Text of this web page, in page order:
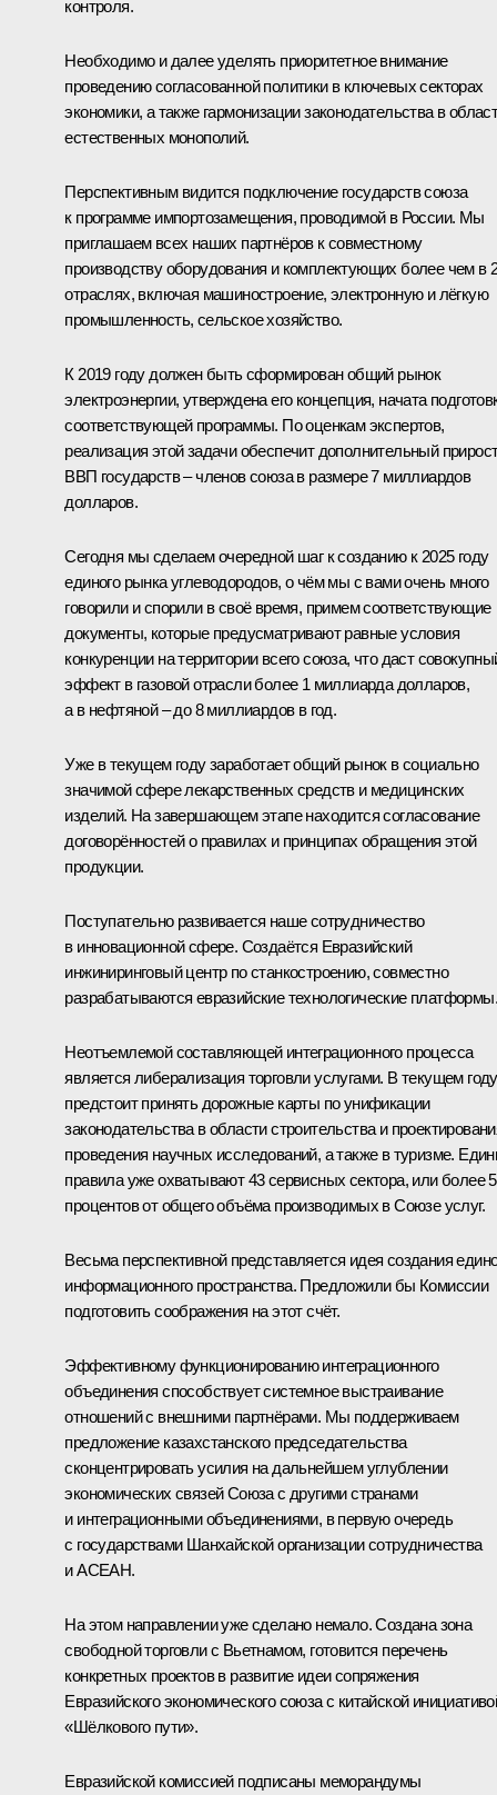
контроля.
Необходимо и далее уделять приоритетное внимание
проведению согласованной политики в ключевых секторах
экономики, а также гармонизации законодательства в
естественных монополий.
Перспективным видится подключение государств союза
к программе импортозамещения, проводимой в России. Мы
приглашаем всех наших партнёров к совместному
производству оборудования и комплектующих более чем в
отраслях, включая машиностроение, электронную и лёгкую
промышленность, сельское хозяйство.
К 2019 году должен быть сформирован общий рынок
электроэнергии, утверждена его концепция, начата
соответствующей программы. По оценкам экспертов,
реализация этой задачи обеспечит дополнительный
ВВП государств – членов союза в размере 7 миллиардов
долларов.
Сегодня мы сделаем очередной шаг к созданию к 2025 году
единого рынка углеводородов, о чём мы с вами очень много
говорили и спорили в своё время, примем соответствующие
документы, которые предусматривают равные условия
конкуренции на территории всего союза, что даст
эффект в газовой отрасли более 1 миллиарда долларов,
а в нефтяной – до 8 миллиардов в год.
Уже в текущем году заработает общий рынок в социально
значимой сфере лекарственных средств и медицинских
изделий. На завершающем этапе находится согласование
договорённостей о правилах и принципах обращения этой
продукции.
Поступательно развивается наше сотрудничество
в инновационной сфере. Создаётся Евразийский
инжиниринговый центр по станкостроению, совместно
разрабатываются евразийские технологические платформы.
Неотъемлемой составляющей интеграционного процесса
является либерализация торговли услугами. В текущем году
предстоит принять дорожные карты по унификации
законодательства в области строительства и
проведения научных исследований, а также в туризме.
правила уже охватывают 43 сервисных сектора, или более
процентов от общего объёма производимых в Союзе услуг.
Весьма перспективной представляется идея создания
информационного пространства. Предложили бы Комиссии
подготовить соображения на этот счёт.
Эффективному функционированию интеграционного
объединения способствует системное выстраивание
отношений с внешними партнёрами. Мы поддерживаем
предложение казахстанского председательства
сконцентрировать усилия на дальнейшем углублении
экономических связей Союза с другими странами
и интеграционными объединениями, в первую очередь
с государствами Шанхайской организации сотрудничества
и АСЕАН.
На этом направлении уже сделано немало. Создана зона
свободной торговли с Вьетнамом, готовится перечень
конкретных проектов в развитие идеи сопряжения
Евразийского экономического союза с китайской
«Шёлкового пути».
Евразийской комиссией подписаны меморандумы